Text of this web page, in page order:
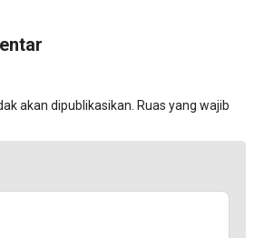
akan dipublikasikan. Ruas yang wajib